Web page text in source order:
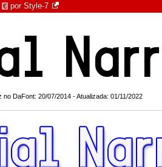
€ por Style-7
no DaFont: 20/07/2014 - Atualizada: 01/11/2022